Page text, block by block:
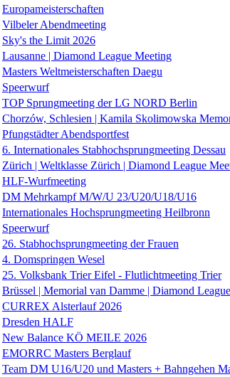
Europameisterschaften
Vilbeler Abendmeeting
Sky's the Limit 2026
Lausanne | Diamond League Meeting
Masters Weltmeisterschaften Daegu
Speerwurf
TOP Sprungmeeting der LG NORD Berlin
Chorzów, Schlesien | Kamila Skolimowska
Pfungstädter Abendsportfest
6. Internationales Stabhochsprungmeeting Dessau
Zürich | Weltklasse Zürich | Diamond League
HLF-Wurfmeeting
DM Mehrkampf M/W/U 23/U20/U18/U16
Internationales Hochsprungmeeting Heilbronn
Speerwurf
26. Stabhochsprungmeeting der Frauen
4. Domspringen Wesel
25. Volksbank Trier Eifel - Flutlichtmeeting Trier
Brüssel | Memorial van Damme | Diamond
CURREX Alsterlauf 2026
Dresden HALF
New Balance KÖ MEILE 2026
EMORRC Masters Berglauf
Team DM U16/U20 und Masters + Bahngehen